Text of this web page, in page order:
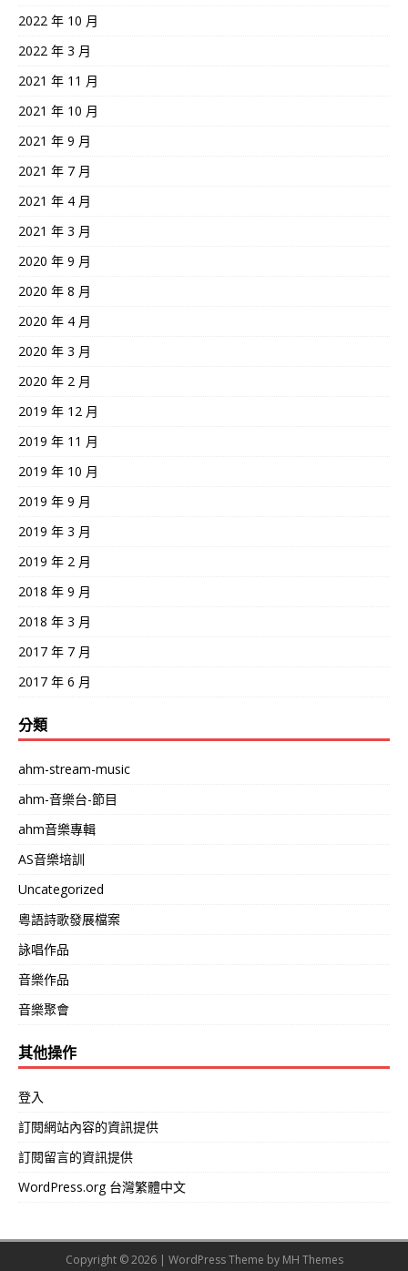
2022 年 10 月
2022 年 3 月
2021 年 11 月
2021 年 10 月
2021 年 9 月
2021 年 7 月
2021 年 4 月
2021 年 3 月
2020 年 9 月
2020 年 8 月
2020 年 4 月
2020 年 3 月
2020 年 2 月
2019 年 12 月
2019 年 11 月
2019 年 10 月
2019 年 9 月
2019 年 3 月
2019 年 2 月
2018 年 9 月
2018 年 3 月
2017 年 7 月
2017 年 6 月
分類
ahm-stream-music
ahm-音樂台-節目
ahm音樂專輯
AS音樂培訓
Uncategorized
粵語詩歌發展檔案
詠唱作品
音樂作品
音樂聚會
其他操作
登入
訂閱網站內容的資訊提供
訂閱留言的資訊提供
WordPress.org 台灣繁體中文
Copyright © 2026 | WordPress Theme by MH Themes